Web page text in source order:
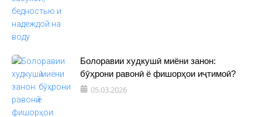
Болоравии худкушӣ миёни занон:
бӯҳрони равонӣ ё фишорҳои иҷтимоӣ?
05.03.2026